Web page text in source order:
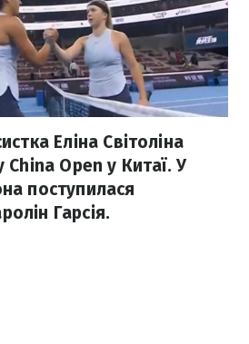
Еліна Світоліна
China Open у Китаї. У
поступилася
Гарсія.